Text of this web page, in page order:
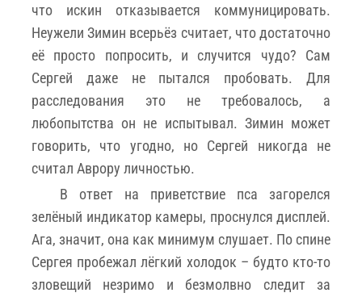
что искин отказывается коммуницировать.
Неужели Зимин всерьёз считает, что достаточно
её просто попросить, и случится чудо? Сам
Сергей даже не пытался пробовать. Для
расследования это не требовалось, а
любопытства он не испытывал. Зимин может
говорить, что угодно, но Сергей никогда не
считал Аврору личностью.
В ответ на приветствие пса загорелся
зелёный индикатор камеры, проснулся дисплей.
Ага, значит, она как минимум слушает. По спине
Сергея пробежал лёгкий холодок – будто кто-то
зловещий незримо и безмолвно следит за